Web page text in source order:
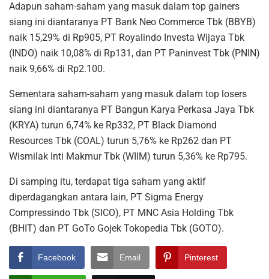
Adapun saham-saham yang masuk dalam top gainers
siang ini diantaranya PT Bank Neo Commerce Tbk (BBYB)
naik 15,29% di Rp905, PT Royalindo Investa Wijaya Tbk
(INDO) naik 10,08% di Rp131, dan PT Paninvest Tbk (PNIN)
naik 9,66% di Rp2.100.
Sementara saham-saham yang masuk dalam top losers
siang ini diantaranya PT Bangun Karya Perkasa Jaya Tbk
(KRYA) turun 6,74% ke Rp332, PT Black Diamond
Resources Tbk (COAL) turun 5,76% ke Rp262 dan PT
Wismilak Inti Makmur Tbk (WIIM) turun 5,36% ke Rp795.
Di samping itu, terdapat tiga saham yang aktif
diperdagangkan antara lain, PT Sigma Energy
Compressindo Tbk (SICO), PT MNC Asia Holding Tbk
(BHIT) dan PT GoTo Gojek Tokopedia Tbk (GOTO).
Facebook Email Pinterest